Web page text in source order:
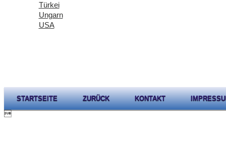
Türkei
Ungarn
USA
STARTSEITE ZURÜCK KONTAKT
